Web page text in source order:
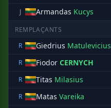
J
Armandas Kucys
REMPLAÇANTS
R
Giedrius Matulevicius
R
Fiodor CERNYCH
R
Titas Milasius
R
Matas Vareika